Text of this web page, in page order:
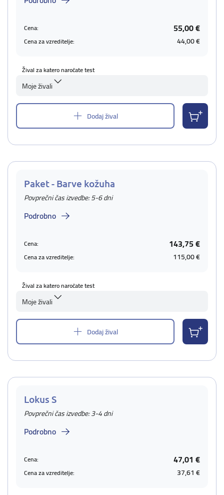
Cena: 55,00 €
Cena za vzreditelje: 44,00 €
Žival za katero naročate test
Moje živali
Dodaj žival
Paket - Barve kožuha
Povprečni čas izvedbe: 5-6 dni
Podrobno
Cena: 143,75 €
Cena za vzreditelje: 115,00 €
Žival za katero naročate test
Moje živali
Dodaj žival
Lokus S
Povprečni čas izvedbe: 3-4 dni
Podrobno
Cena: 47,01 €
Cena za vzreditelje: 37,61 €